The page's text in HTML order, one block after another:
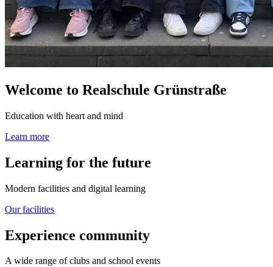
Welcome to Realschule Grünstraße
Education with heart and mind
Learn more
Learning for the future
Modern facilities and digital learning
Our facilities
Experience community
A wide range of clubs and school events